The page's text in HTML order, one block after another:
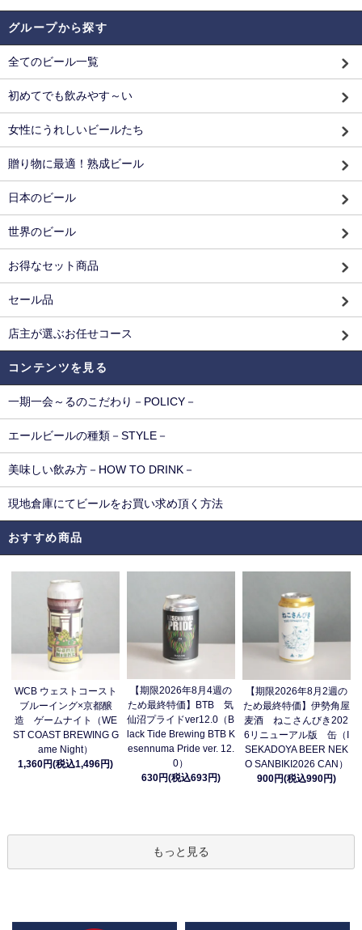
グループから探す
全てのビール一覧
初めてでも飲みやす～い
女性にうれしいビールたち
贈り物に最適！熟成ビール
日本のビール
世界のビール
お得なセット商品
セール品
店主が選ぶお任せコース
コンテンツを見る
一期一会～るのこだわり－POLICY－
エールビールの種類－STYLE－
美味しい飲み方－HOW TO DRINK－
現地倉庫にてビールをお買い求め頂く方法
おすすめ商品
WCB ウェストコースト
ブルーイング×京都醸
造 ゲームナイト（WE
ST COAST BREWING G
ame Night）
1,360円(税込1,496円)
【期限2026年8月4週の
ため最終特価】BTB 気
仙沼プライドver12.0（B
lack Tide Brewing BTB K
esennuma Pride ver. 12.
0）
630円(税込693円)
【期限2026年8月2週の
ため最終特価】伊勢角屋
麦酒 ねこさんびき202
6リニューアル版 缶（I
SEKADOYA BEER NEK
O SANBIKI2026 CAN）
900円(税込990円)
もっと見る